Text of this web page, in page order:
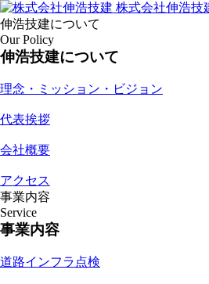
株式会社伸浩技
伸浩技建について
Our Policy
伸浩技建について
理念・ミッション・ビジョン
代表挨拶
会社概要
アクセス
事業内容
Service
事業内容
道路インフラ点検